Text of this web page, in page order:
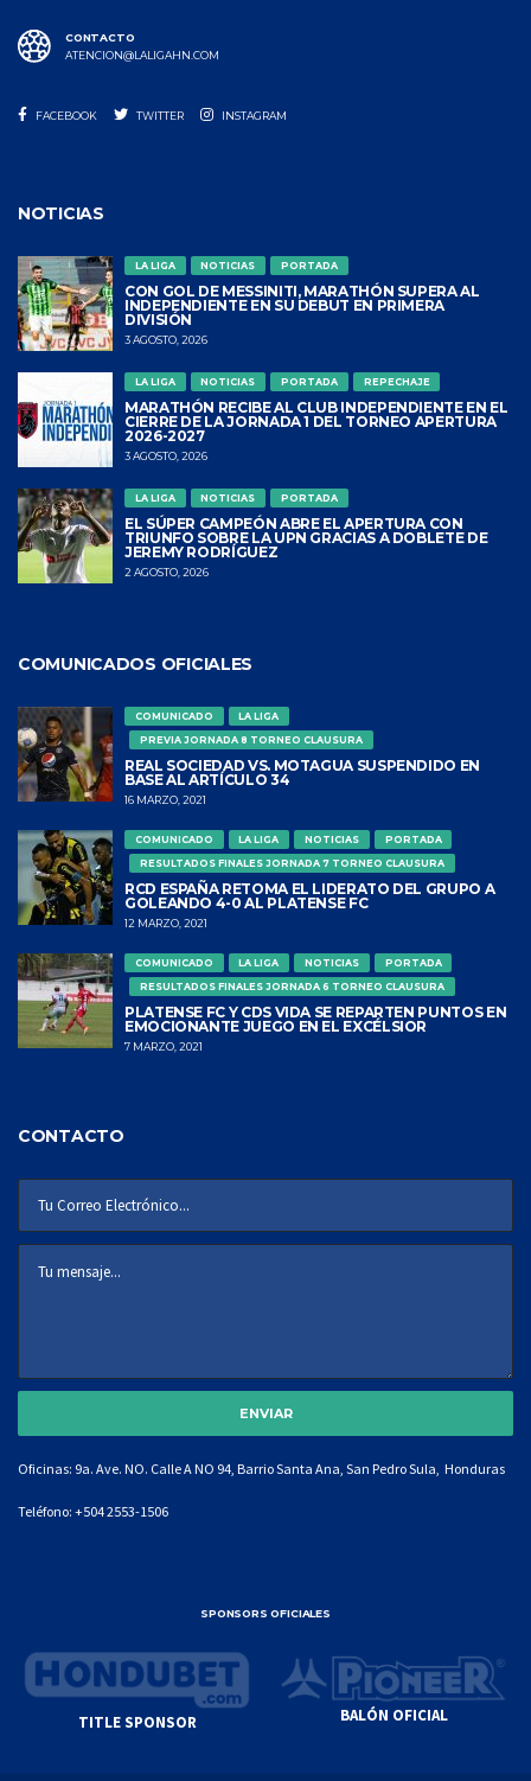
CONTACTO
ATENCION@LALIGAHN.COM
FACEBOOK TWITTER INSTAGRAM
NOTICIAS
LA LIGA NOTICIAS PORTADA
CON GOL DE MESSINITI, MARATHÓN SUPERA AL
INDEPENDIENTE EN SU DEBUT EN PRIMERA
DIVISIÓN
3 AGOSTO, 2026
LA LIGA NOTICIAS PORTADA REPECHAJE
MARATHÓN RECIBE AL CLUB INDEPENDIENTE EN EL
CIERRE DE LA JORNADA 1 DEL TORNEO APERTURA
2026-2027
3 AGOSTO, 2026
LA LIGA NOTICIAS PORTADA
EL SÚPER CAMPEÓN ABRE EL APERTURA CON
TRIUNFO SOBRE LA UPN GRACIAS A DOBLETE DE
JEREMY RODRÍGUEZ
2 AGOSTO, 2026
COMUNICADOS OFICIALES
COMUNICADO
LA LIGA
PREVIA JORNADA 8 TORNEO CLAUSURA
REAL SOCIEDAD VS. MOTAGUA SUSPENDIDO EN
BASE AL ARTÍCULO 34
16 MARZO, 2021
COMUNICADO LA LIGA NOTICIAS
PORTADA
RESULTADOS FINALES JORNADA 7 TORNEO CLAUSURA
RCD ESPAÑA RETOMA EL LIDERATO DEL GRUPO A
GOLEANDO 4-0 AL PLATENSE FC
12 MARZO, 2021
COMUNICADO LA LIGA NOTICIAS
PORTADA
RESULTADOS FINALES JORNADA 6 TORNEO CLAUSURA
PLATENSE FC Y CDS VIDA SE REPARTEN PUNTOS EN
EMOCIONANTE JUEGO EN EL EXCÉLSIOR
7 MARZO, 2021
CONTACTO
Oficinas: 9a. Ave. NO. Calle A NO 94, Barrio Santa Ana, San Pedro Sula, Honduras
Teléfono: +504 2553-1506
SPONSORS OFICIALES
TITLE SPONSOR BALÓN OFICIAL